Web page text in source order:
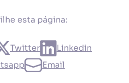
esta página:
Twitter
Linkedin
Email